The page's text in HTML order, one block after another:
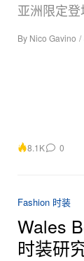
亚洲限定登
By Nico Gavino /
8.1K 0
Fashion 时装
Wales
时装研